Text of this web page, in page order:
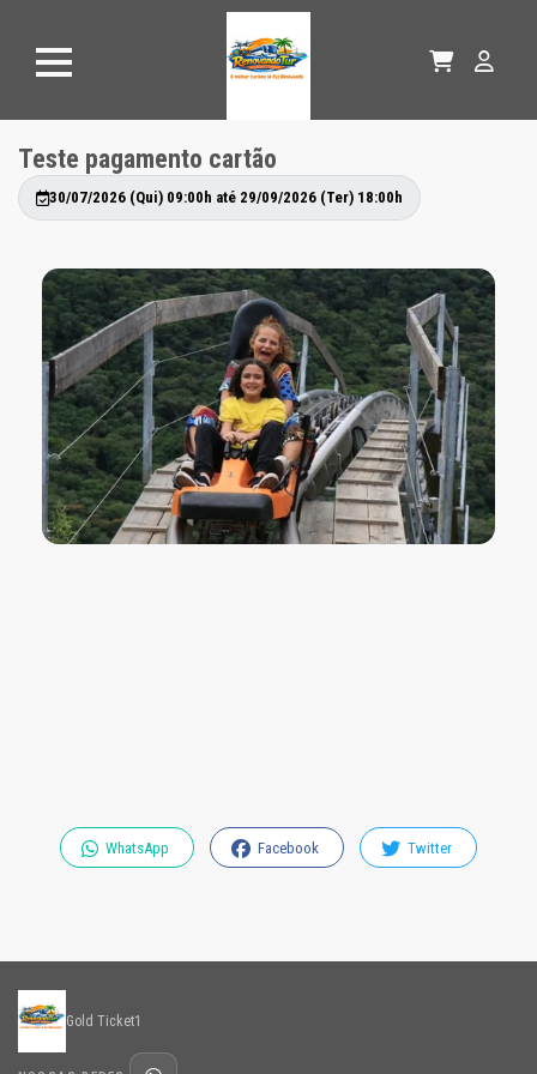
Teste pagamento cartão
30/07/2026 (Qui) 09:00h até 29/09/2026 (Ter) 18:00h
WhatsApp Facebook Twitter
Gold Ticket1